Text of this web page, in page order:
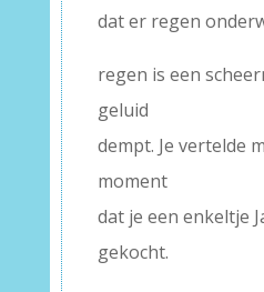
dat er regen
regen is een
geluid
dempt. Je vertelde
moment
dat je een enkeltje
gekocht.